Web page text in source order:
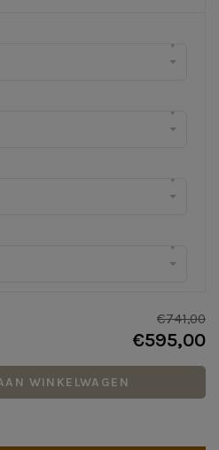
▾
▾
▾
▾
€741,00
€595,00
WINKELWAGEN